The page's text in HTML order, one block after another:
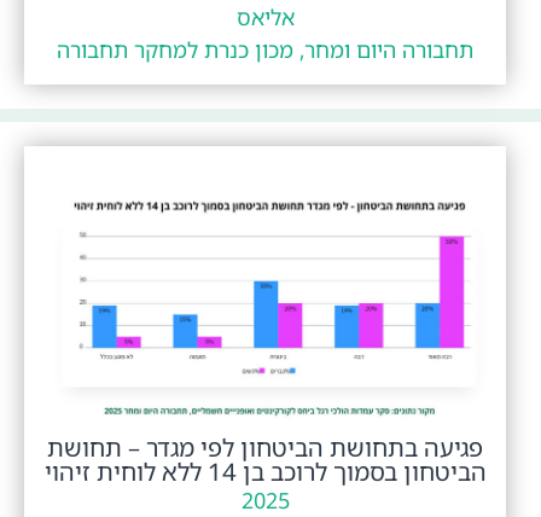
אליאס
תחבורה היום ומחר, מכון כנרת למחקר תחבורה
פגיעה בתחושת הביטחון לפי מגדר – תחושת
הביטחון בסמוך לרוכב בן 14 ללא לוחית זיהוי
2025